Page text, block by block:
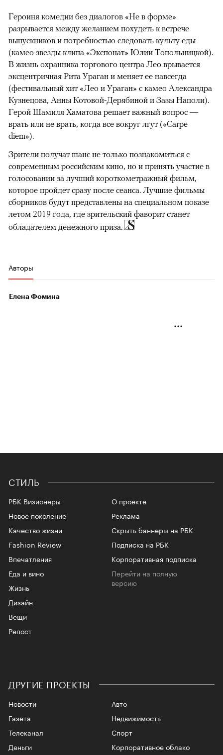
Героиня комедии без диалогов «Не в форме»
разрывается между желанием похудеть к встрече
выпускников и потребностью следовать культу еды
(камео звезды клипа «Экспонат» Юлии Топольницкой).
В жизнь охранника торгового центра Лео врывается
эксцентричная Рита Ураган и меняет ее навсегда
(фестивальный хит «Лео и Ураган» с камео Александра
Кузнецова, Анны Котовой-Дерябиной и Зазы Наполи).
Герой Шамиля Хаматова решает важный вопрос —
врать или не врать, когда все вокруг лгут («Carpe
diem»).
Зрители получат шанс не только познакомиться с
современным российским кино, но и принять участие в
голосовании за лучший короткометражный фильм,
которое пройдет сразу после сеанса. Лучшие фильмы
сборников будут представлены на специальном показе
летом 2019 года, где зрительский фаворит станет
обладателем денежного приза.
Авторы
Елена Фомина
СТИЛЬ
РБК Визионеры
Новое поколение
Качество жизни
Fashion Review
Впечатления
Еда и вино
Жизнь
Дизайн
Вещи
Репост
О проекте
Реклама
Скрыть баннеры на РБК
Подписка на РБК
Корпоративная подписка
Перейти на полную
версию
ДРУГИЕ ПРОЕКТЫ
Новости
Газета
Телеканал
Авто
Недвижимость
Спорт
Корпоративное облако
Деньги